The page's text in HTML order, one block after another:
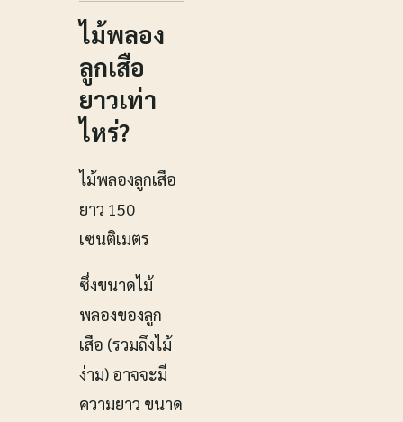
ไม้พลอง
ลูกเสือ
ยาวเท่า
ไหร่?
ไม้พลองลูกเสือ
ยาว 150
เซนติเมตร
ซึ่งขนาดไม้
พลองของลูก
เสือ (รวมถึงไม้
ง่าม) อาจจะมี
ความยาว ขนาด